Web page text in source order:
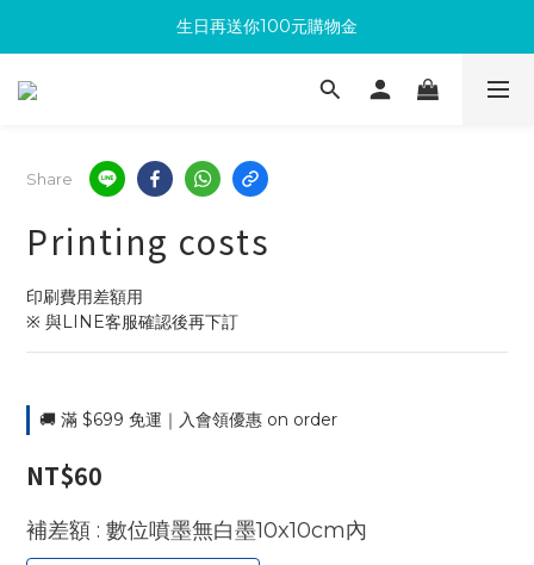
滿300回饋10%購物金
生日再送你100元購物金
加入成為新會員 馬上領取50元購物金
Share
Printing costs
印刷費用差額用
※ 與LINE客服確認後再下訂
🚚 滿 $699 免運｜入會領優惠 on order
NT$60
補差額 : 數位噴墨無白墨10x10cm內